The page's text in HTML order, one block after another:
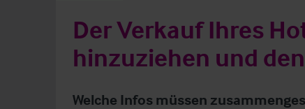
Der Verkauf Ihres
hinzuziehen und
Welche Infos müssen